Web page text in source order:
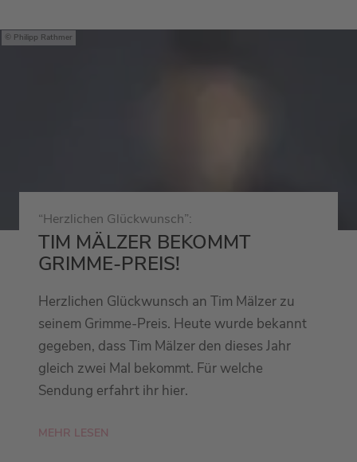
Philipp Rathmer
“Herzlichen Glückwunsch”:
TIM MÄLZER BEKOMMT
GRIMME-PREIS!
Herzlichen Glückwunsch an Tim Mälzer zu
seinem Grimme-Preis. Heute wurde bekannt
gegeben, dass Tim Mälzer den dieses Jahr
gleich zwei Mal bekommt. Für welche
Sendung erfahrt ihr hier.
MEHR LESEN